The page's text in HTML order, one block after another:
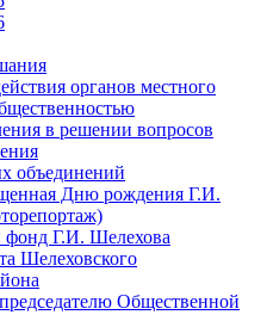
органов местного
в решении вопросов
объединений
Дню рождения Г.И.
фонд Г.И. Шелехова
Шелеховского
Общественной